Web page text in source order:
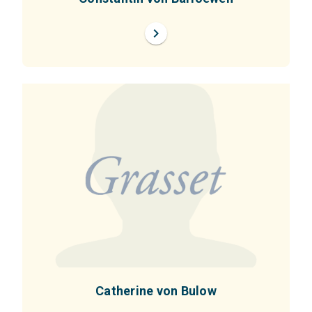
chevron_right
Catherine von Bulow